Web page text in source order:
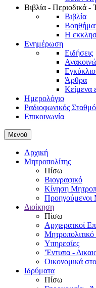
Βιβλία - Περιοδικά -
Βιβλία
Η
Ενημέρωση
Ειδήσεις
Άρθρα
Κείμενα
Ημερολόγιο
Ραδιοφωνικός
Επικοινωνία
Μενού
Αρχική
Μητροπολίτης
Πίσω
Βιογραφικό
Κίνηση
Προηγούμενοι
Διοίκηση
Πίσω
Αρχιερατκοί
Υπηρεσίες
'Έντυπα -
Οικονομικά
Ιδρύματα
Πίσω